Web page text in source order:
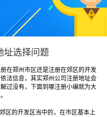
址选择问题
郑州市区还是注册在郊区的开发
法信息，其实郑州公司注册地址会
过没有，下面到哪注册小编就为大
的开发区当中的，在市区基本上